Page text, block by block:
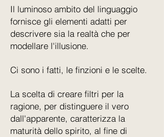
Il luminoso ambito del linguaggio
fornisce gli elementi adatti per
descrivere sia la realtà che per
modellare l'illusione.
Ci sono i fatti, le finzioni e le scelte.
La scelta di creare filtri per la
ragione, per distinguere il vero
dall'apparente, caratterizza la
maturità dello spirito, al fine di